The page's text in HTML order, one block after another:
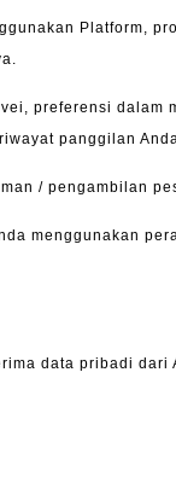
Platform,
preferensi
panggilan
/ pengambilan
menggunakan
data pribadi